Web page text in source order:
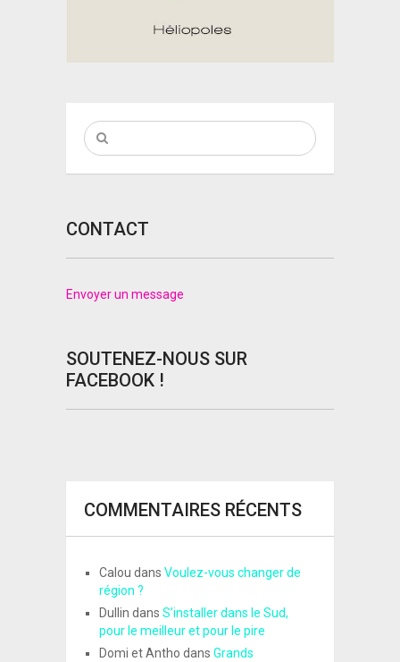
CONTACT
Envoyer un message
SOUTENEZ-NOUS SUR
FACEBOOK !
COMMENTAIRES RÉCENTS
Calou dans Voulez-vous changer de
région ?
Dullin dans S’installer dans le Sud,
pour le meilleur et pour le pire
Domi et Antho dans Grands